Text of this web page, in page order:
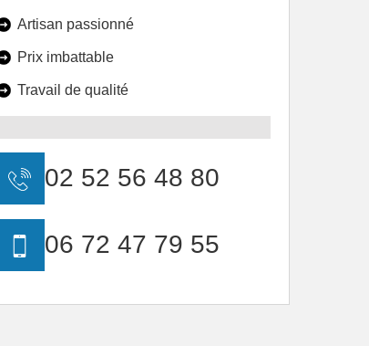
Artisan passionné
Prix imbattable
Travail de qualité
02 52 56 48 80
06 72 47 79 55